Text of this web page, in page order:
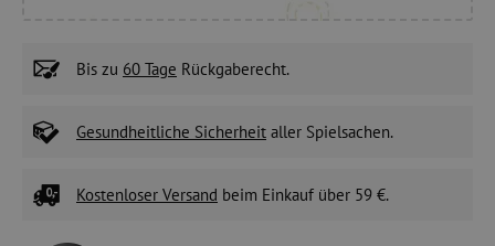
Bis zu 60 Tage Rückgaberecht.
Gesundheitliche Sicherheit aller Spielsachen.
Kostenloser Versand beim Einkauf über 59 €.